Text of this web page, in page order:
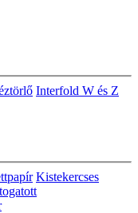
Interfold W és Z
Kistekercses